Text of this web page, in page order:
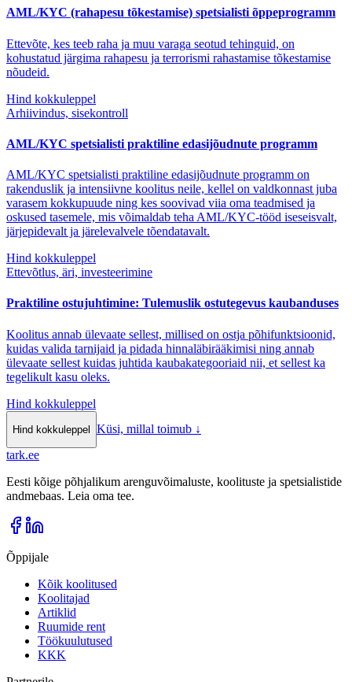
AML/KYC (rahapesu tõkestamise) spetsialisti õppeprogramm
Ettevõte, kes teeb raha ja muu varaga seotud tehinguid, on
kohustatud järgima rahapesu ja terrorismi rahastamise tõkestamise
nõudeid.
Hind kokkuleppel
Arhiivindus, sisekontroll
AML/KYC spetsialisti praktiline edasijõudnute programm
AML/KYC spetsialisti praktiline edasijõudnute programm on
rakenduslik ja intensiivne koolitus neile, kellel on valdkonnast juba
varasem kokkupuude ning kes soovivad viia oma teadmised ja
oskused tasemele, mis võimaldab teha AML/KYC-tööd iseseisvalt,
järjepidevalt ja järelevalvele tõendatavalt.
Hind kokkuleppel
Ettevõtlus, äri, investeerimine
Praktiline ostujuhtimine: Tulemuslik ostutegevus kaubanduses
Koolitus annab ülevaate sellest, millised on ostja põhifunktsioonid,
kuidas valida tarnijaid ja pidada hinnaläbirääkimisi ning annab
ülevaate sellest kuidas juhtida kaubakategooriaid nii, et sellest ka
tegelikult kasu oleks.
Hind kokkuleppel
Hind kokkuleppel Küsi, millal toimub ↓
tark.ee
Eesti kõige põhjalikum arenguvõimaluste, koolituste ja spetsialistide
andmebaas. Leia oma tee.
Õppijale
Kõik koolitused
Koolitajad
Artiklid
Ruumide rent
Töökuulutused
KKK